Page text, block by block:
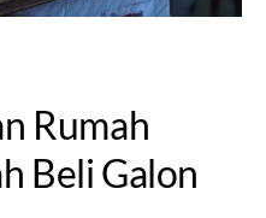
Rumah
Beli Galon